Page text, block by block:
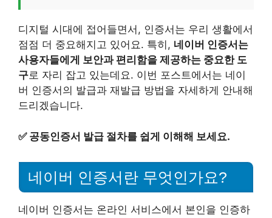
디지털 시대에 접어들면서, 인증서는 우리 생활에서
점점 더 중요해지고 있어요. 특히, 네이버 인증서는
사용자들에게 보안과 편리함을 제공하는 중요한 도
구로 자리 잡고 있는데요. 이번 포스트에서는 네이
버 인증서의 발급과 재발급 방법을 자세하게 안내해
드리겠습니다.
✅ 공동인증서 발급 절차를 쉽게 이해해 보세요.
네이버 인증서란 무엇인가요?
네이버 인증서는 온라인 서비스에서 본인을 인증하